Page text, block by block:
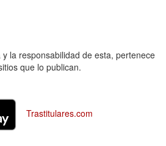
la responsabilidad de esta, pertenece
que lo publican.
Trastitulares.com